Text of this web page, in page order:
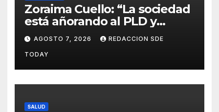
Zoraima Cuello: “La sociedad
está añorando al PLD y
nuestro deber es comunicar
con la verdad y las
evidencias”
AGOSTO 7, 2026 REDACCION SDE
TODAY
SALUD